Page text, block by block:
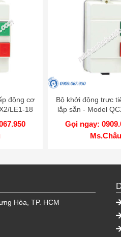
động cơ
LE1-18
Bộ khởi động trực
lắp sẵn - Model
Gọi ngay:
Ms.Châu
Hòa, TP. HCM